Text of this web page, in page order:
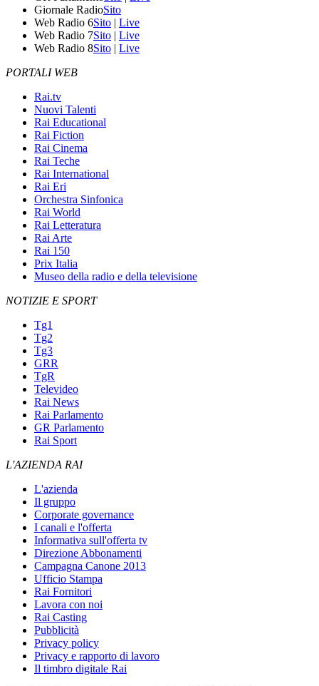
Giornale RadioSito
Web Radio 6Sito | Live
Web Radio 7Sito | Live
Web Radio 8Sito | Live
PORTALI WEB
Rai.tv
Nuovi Talenti
Rai Educational
Rai Fiction
Rai Cinema
Rai Teche
Rai International
Rai Eri
Orchestra Sinfonica
Rai World
Rai Letteratura
Rai Arte
Rai 150
Prix Italia
Museo della radio e della televisione
NOTIZIE E SPORT
Tg1
Tg2
Tg3
GRR
TgR
Televideo
Rai News
Rai Parlamento
GR Parlamento
Rai Sport
L'AZIENDA RAI
L'azienda
Il gruppo
Corporate governance
I canali e l'offerta
Informativa sull'offerta tv
Direzione Abbonamenti
Campagna Canone 2013
Ufficio Stampa
Rai Fornitori
Lavora con noi
Rai Casting
Pubblicità
Privacy policy
Privacy e rapporto di lavoro
Il timbro digitale Rai